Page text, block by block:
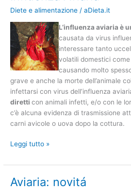
Diete e alimentazione /aDieta.it
L’influenza aviaria è
causata da virus
interessare tanto
volatili domestici
causando molto
grave e anche la morte dell’animale
infettarsi con virus dell’influenza
diretticon animali infetti, e/o con le
c’è alcuna evidenza di trasmissione
carni avicole o uova dopo la cottura.
Leggi tutto »
Aviaria: novitá
Aviaria: